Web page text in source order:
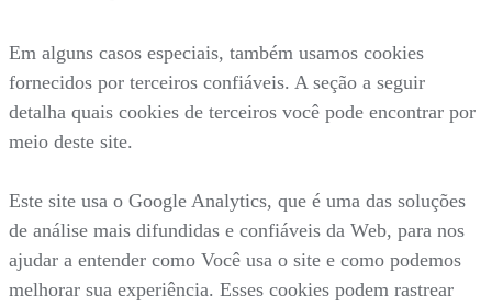
Em alguns casos especiais, também usamos cookies
fornecidos por terceiros confiáveis. A seção a seguir
detalha quais cookies de terceiros você pode encontrar por
meio deste site.
Este site usa o Google Analytics, que é uma das soluções
de análise mais difundidas e confiáveis da Web, para nos
ajudar a entender como Você usa o site e como podemos
melhorar sua experiência. Esses cookies podem rastrear